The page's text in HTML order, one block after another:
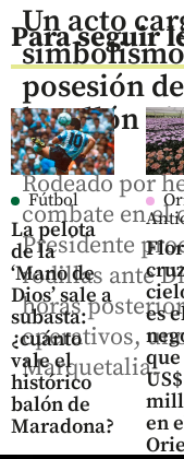
Para seguir
Fútbol
La pelota
de la
‘Mano de
Dios’ sale a
subasta:
¿cuánto
vale el
histórico
balón de
Maradona?
es
en
Un acto
posesión
batallón
Rodeado por
combate en el
Presidente
rodillas ante
horas
operativos,
Marquetalia.